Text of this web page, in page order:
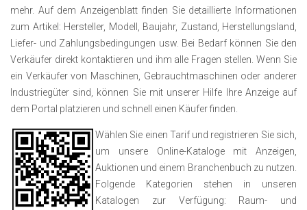
mehr. Auf dem Anzeigenblatt finden Sie detaillierte Informationen
zum Artikel: Hersteller, Modell, Baujahr, Zustand, Herstellungsland,
Liefer- und Zahlungsbedingungen usw. Bei Bedarf können Sie den
Verkäufer direkt kontaktieren und ihm alle Fragen stellen. Wenn Sie
ein Verkäufer von Maschinen, Gebrauchtmaschinen oder anderer
Industriegüter sind, können Sie mit unserer Hilfe Ihre Anzeige auf
dem Portal platzieren und schnell einen Käufer finden.
Wählen Sie einen Tarif und registrieren Sie sich,
um unsere Online-Kataloge mit Anzeigen,
Auktionen und einem Branchenbuch zu nutzen.
Folgende Kategorien stehen in unseren
Katalogen zur Verfügung: Raum- und